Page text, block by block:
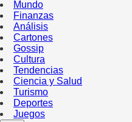
Mundo
Finanzas
Análisis
Cartones
Gossip
Cultura
Tendencias
Ciencia y Salud
Turismo
Deportes
Juegos